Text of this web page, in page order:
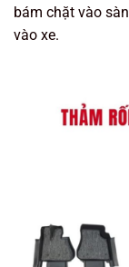
bám chặt vào
vào xe.